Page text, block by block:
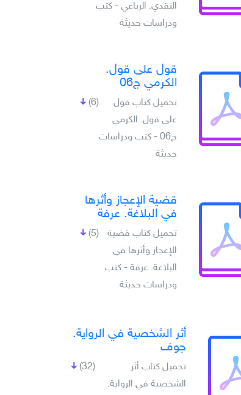
النقدي. الرباعي - كتب
ودراسات حديثة
قول على قول.
الكرمي ج06
(6)
تحميل كتاب قول
على قول. الكرمي
ج06 - كتب ودراسات
حديثة
قضية الإعجاز وأثرها
في البلاغة. عرفة
(5)
تحميل كتاب قضية
الإعجاز وأثرها في
البلاغة. عرفة - كتب
ودراسات حديثة
أثر الشخصية في الرواية.
جوف
(32)
تحميل كتاب أثر
الشخصية في الرواية.